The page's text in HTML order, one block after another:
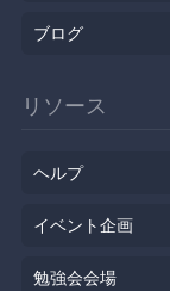
ブログ
リソース
ヘルプ
イベント企画
勉強会会場